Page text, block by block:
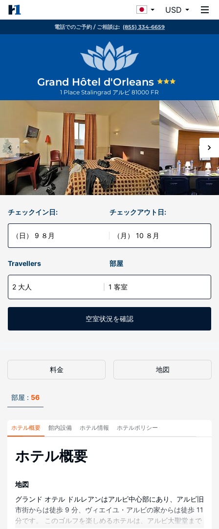
USD
電話でのご予約 / ご相談は: (855) 334-6659
Grand Hôtel d'Orleans
1 Place Stalingrad アルビ 81000 FR
チェックイン日:
（日） 9 ８月
チェックアウト日:
（月） 10 ８月
Travellers 部屋
2 大人 1 客室
空室状況を確認
料金 地図
部屋 : 56
ホテル概要 館内設備 ホテル情報 ホテルポリシー
ホテル概要
地図
グランド オテル ドルレアンはアルビ中心部にあり、アルビ旧
市街からは徒歩 9 分、ヴィエイユ・アルビの家からは徒歩 11
分です。 このゴルフを楽しめるホテルは、アルビ大聖堂まで